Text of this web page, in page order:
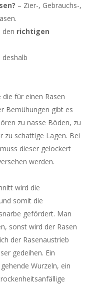
– Zier-, Gebrauchs-,
den richtigen
deshalb
für einen Rasen
Bemühungen gibt es
zu nasse Böden, zu
zu schattige Lagen. Bei
dieser gelockert
werden.
wird die
somit die
gefördert. Man
sonst wird der Rasen
der Rasenaustrieb
gedeihen. Ein
Wurzeln, ein